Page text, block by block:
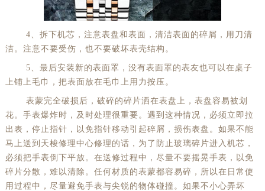
4、拆下机芯，注意表盘和表面，清洁表面的碎屑，用刀清
洁。注意不要受伤，也不要破坏表壳结构。
5、最后安装新的表面罩，没有表面罩的表友也可以在桌子
上铺上毛巾，把表面放在毛巾上用力按压。
表蒙完全破损后，破碎的碎片洒在表盘上，表盘容易被划
花。手表爆炸时，及时处理很重要。遇到这种情况，必须立即拉
出表，停止指针，以免指针移动引起碎屑，损伤表盘。如果不能
马上送到天梭修理中心修理的话，为了防止玻璃碎片进入机芯，
必须把手表倒下平放。在送修过程中，尽量不要摇晃手表，以免
碎片分散，难以清除。任何材质的表蒙都容易碎，所以在日常使
用过程中，尽量避免手表与尖锐的物体碰撞。如果不小心弄坏